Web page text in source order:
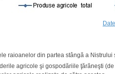
raioanelor din partea stângă a Nistrului
agricole şi gospodăriile ţărăneşti